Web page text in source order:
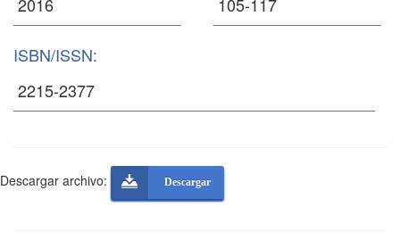
ISBN/ISSN:
Descargar archivo: Descargar